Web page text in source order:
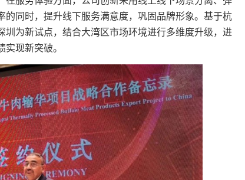
同时，提升线下服务满意度，巩固品牌形象。基于杭
圳为新试点，结合大湾区市场环境进行多维度升级，进
现新突破。